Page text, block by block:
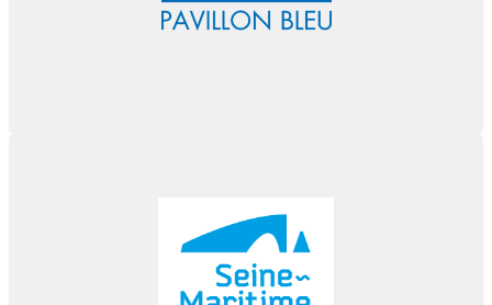
En savoir plus...
Seine Maritime